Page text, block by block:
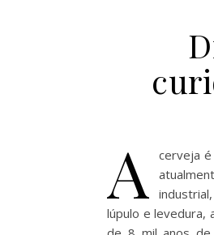
A
cerveja
lúpulo e levedura,